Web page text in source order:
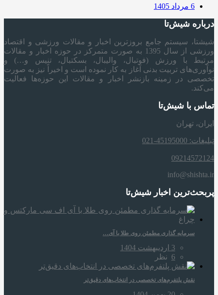
6 مرداد 1405
درباره شیش‌تا
شیشتا، سیستم جامع بروزترین اخبار و مقالات ورزشی و اقتصاد
ورزشی از سال 1395 به صورت متمرکز در حوزه اخبار و مقالات
مرتبط با ورزش (فوتبال، والیبال، بسکتبال، تنیس و…) و
نوآوری‌های تربیت بدنی آغاز به کار نموده است و اخیراً نیز به صورت
تخصصی در زمینه بازنشر اخبار و مقالات این حوزه‌ها فعالیت
می‌کند.
تماس با شیش‌تا
ایران، تهران
تبلیغات: 45195000-021
09214572124
info@shishta.ir
پربحث‌ترین اخبار شیش‌تا
سرمایه‌ گذاری مطمئن روی طلا با آی…
3 اردیبهشت 1404
6 نظر
نقش پلتفرم‌های تخصصی در انتخاب‌های دقیق‌تر